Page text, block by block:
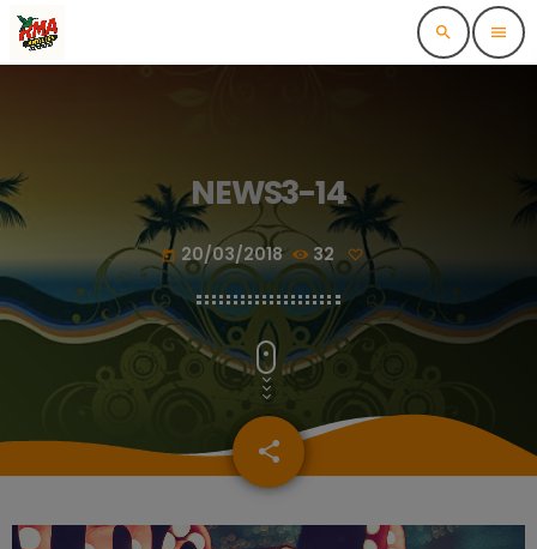
search menu
NEWS3-14
today 20/03/2018 32
share
email